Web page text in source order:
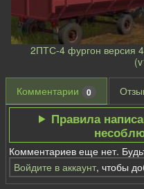
2ПТС-4 фургон версия
Комментарии 0
Правила
Комментариев еще нет.
Войдите в аккаунт, чтобы